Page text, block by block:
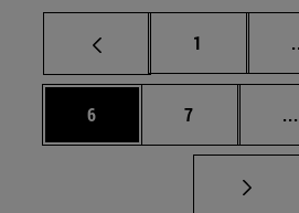
Página
1
Página
6 Página
7 ...